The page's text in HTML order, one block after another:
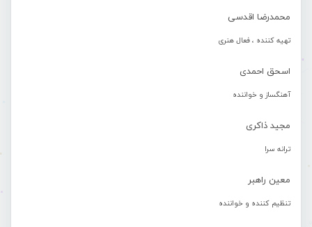
محمدرضا اقدسی
تهیه کننده ، فعال هنری
اسحق احمدی
آهنگساز و خواننده
مجید ذاکری
ترانه سرا
معین راهبر
تنظیم کننده و خواننده